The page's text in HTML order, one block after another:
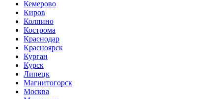
Кемерово
Киров
Колпино
Кострома
Краснодар
Красноярск
Курган
Курск
Липецк
Магнитогорск
Москва